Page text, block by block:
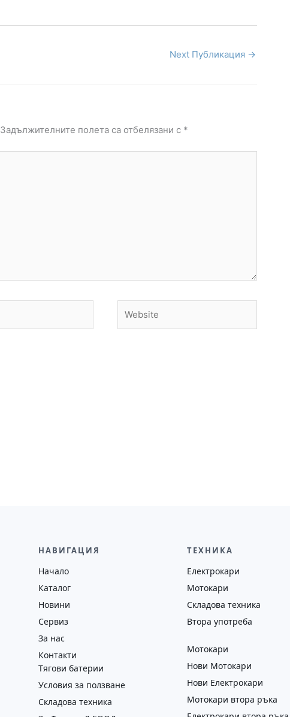
Next Публикация →
Задължителните полета са отбелязани с *
НАВИГАЦИЯ
Начало
Каталог
Новини
Сервиз
За нас
Контакти
Тягови батерии
Условия за ползване
Складова техника
ТЕХНИКА
Електрокари
Мотокари
Складова техника
Втора употреба
Мотокари
Нови Мотокари
Нови Електрокари
Мотокари втора ръка